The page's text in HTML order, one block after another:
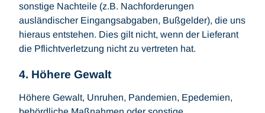
sonstige Nachteile (z.B. Nachforderungen
ausländischer Eingangsabgaben, Bußgelder), die uns
hieraus entstehen. Dies gilt nicht, wenn der Lieferant
die Pflichtverletzung nicht zu vertreten hat.
4. Höhere Gewalt
Höhere Gewalt, Unruhen, Pandemien, Epedemien,